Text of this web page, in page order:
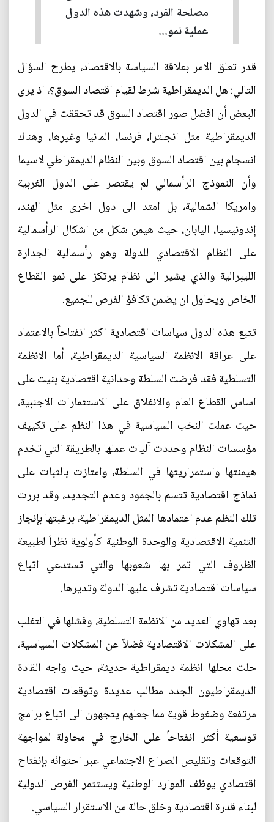
مصلحة الفرد، وشهدت هذه الدول
عملية نمو...
قدر تعلق الامر بعلاقة السياسة بالاقتصاد، يطرح السؤال
التالي: هل الديمقراطية شرط لقيام اقتصاد السوق؟، اذ يرى
البعض أن افضل صور اقتصاد السوق قد تحققت في الدول
الديمقراطية مثل انجلترا، فرنسا، المانيا وغيرها، وهناك
انسجام بين اقتصاد السوق وبين النظام الديمقراطي لاسيما
وأن النموذج الرأسمالي لم يقتصر على الدول الغربية
وامريكا الشمالية، بل امتد الى دول اخرى مثل الهند،
إندونيسيا، اليابان، حيث هيمن شكل من اشكال الرأسمالية
على النظام الاقتصادي للدولة وهو رأسمالية الجدارة
الليبرالية والذي يشير الى نظام يرتكز على نمو القطاع
الخاص ويحاول ان يضمن تكافؤ الفرص للجميع.
تتبع هذه الدول سياسات اقتصادية اكثر انفتاحاً بالاعتماد
على عراقة الانظمة السياسية الديمقراطية، أما الانظمة
التسلطية فقد فرضت السلطة وحدانية اقتصادية بنيت على
اساس القطاع العام والانغلاق على الاستثمارات الاجنبية،
حيث عملت النخب السياسية في هذا النظم على تكييف
مؤسسات النظام وحددت آليات عملها بالطريقة التي تخدم
هيمنتها واستمراريتها في السلطة، وامتازت بالثبات على
نماذج اقتصادية تتسم بالجمود وعدم التجديد، وقد بررت
تلك النظم عدم اعتمادها المثل الديمقراطية، برغبتها بإنجاز
التنمية الاقتصادية والوحدة الوطنية كأولوية نظراَ لطبيعة
الظروف التي تمر بها شعوبها والتي تستدعي اتباع
سياسات اقتصادية تشرف عليها الدولة وتديرها.
بعد تهاوي العديد من الانظمة التسلطية، وفشلها في التغلب
على المشكلات الاقتصادية فضلاً عن المشكلات السياسية،
حلت محلها انظمة ديمقراطية حديثة، حيث واجه القادة
الديمقراطيون الجدد مطالب عديدة وتوقعات اقتصادية
مرتفعة وضغوط قوية مما جعلهم يتجهون الى اتباع برامج
توسعية أكثر انفتاحاً على الخارج في محاولة لمواجهة
التوقعات وتقليص الصراع الاجتماعي عبر احتوائه بإنفتاح
اقتصادي يوظف الموارد الوطنية ويستثمر الفرص الدولية
لبناء قدرة اقتصادية وخلق حالة من الاستقرار السياسي.